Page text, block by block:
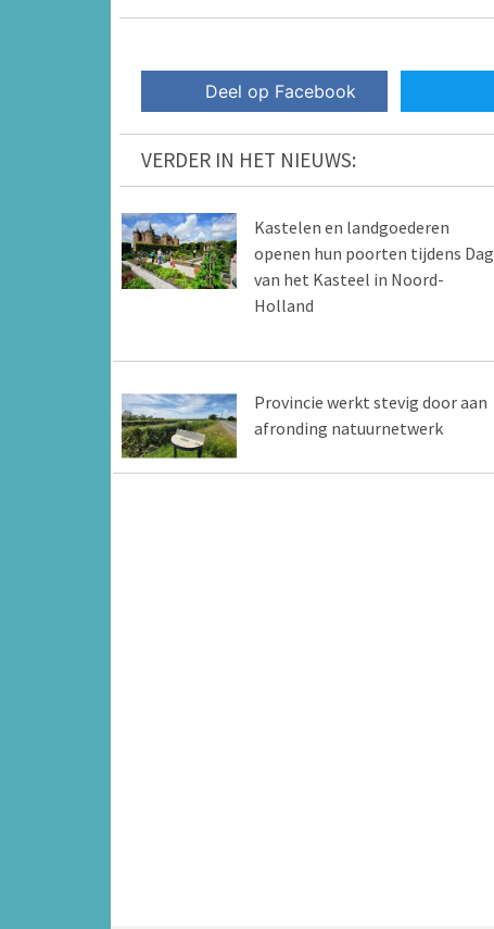
Deel op Facebook
VERDER IN HET NIEUWS:
Kastelen en landgoederen
openen hun poorten tijdens Dag
van het Kasteel in Noord-
Holland
Provincie werkt stevig door aan
afronding natuurnetwerk